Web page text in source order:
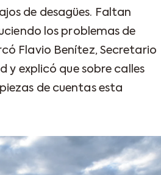
de desagües. Faltan
los problemas de
Flavio Benítez, Secretario
y explicó que sobre calles
de cuentas esta